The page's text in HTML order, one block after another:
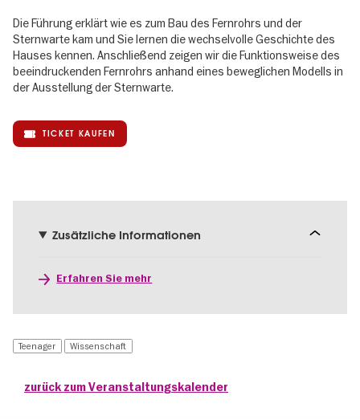
Die Führung erklärt wie es zum Bau des Fernrohrs und der
Sternwarte kam und Sie lernen die wechselvolle Geschichte des
Hauses kennen. Anschließend zeigen wir die Funktionsweise des
beeindruckenden Fernrohrs anhand eines beweglichen Modells in
der Ausstellung der Sternwarte.
TICKET KAUFEN
Zusätzliche Informationen
Erfahren Sie mehr
Teenager Wissenschaft
zurück zum Veranstaltungskalender